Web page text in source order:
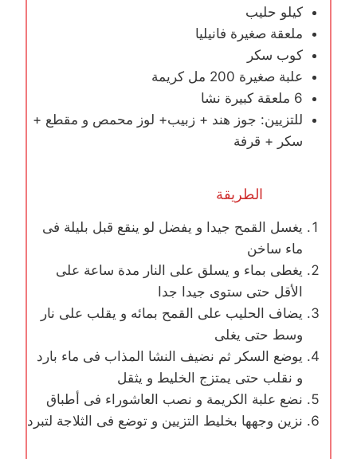
كيلو حليب
ملعقة صغيرة فانيليا
كوب سكر
علبة صغيرة 200 مل كريمة
6 ملعقة كبيرة نشا
للتزيين: جوز هند + زبيب+ لوز محمص و مقطع +
سكر + قرفة
الطريقة
يغسل القمح جيدا و يفضل لو ينقع قبل بليلة فى
ماء ساخن
يغطى بماء و يسلق على النار مدة ساعة على
اﻷقل حتى ستوى جيدا جدا
يضاف الحليب على القمح بمائه و يقلب على نار
وسط حتى يغلى
يوضع السكر ثم نضيف النشا المذاب فى ماء بارد
و نقلب حتى يمتزج الخليط و يثقل
نضع علبة الكريمة و نصب العاشوراء فى أطباق
نزين وجهها بخليط التزيين و توضع فى الثلاجة لتبرد